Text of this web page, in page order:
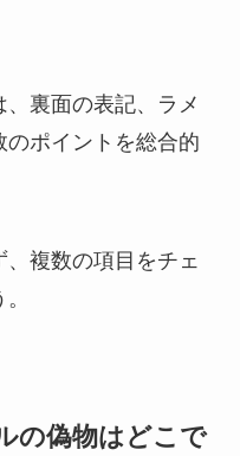
裏面の表記、ラメ
ポイントを総合的
複数の項目をチェ
の偽物はどこで